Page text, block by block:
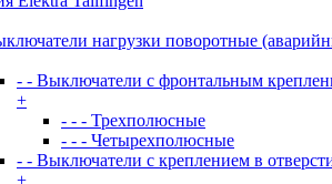
нагрузки поворотные
- - Выключатели с фронтальным
+
- - - Трехполюсные
- - - Четырехполюсные
- - Выключатели с креплением в
+